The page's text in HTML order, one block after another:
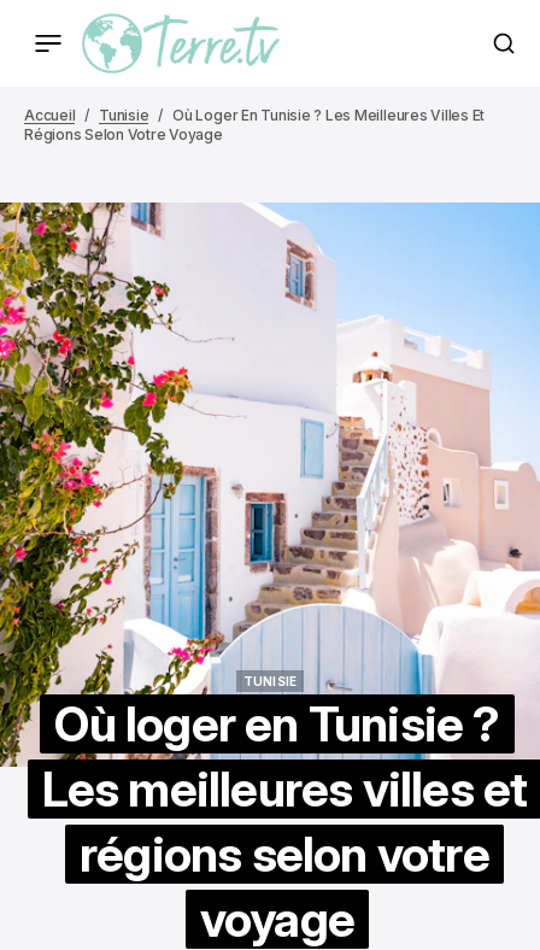
Accueil Tunisie
Où Loger En Tunisie ? Les Meilleures Villes Et
Régions Selon Votre Voyage
TUNISIE
Où loger en Tunisie ?
Les meilleures villes et
régions selon votre
voyage